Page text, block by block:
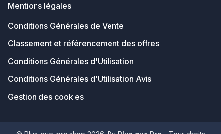
Mentions légales
Conditions Générales de Vente
Classement et référencement des offres
Conditions Générales d'Utilisation
Conditions Générales d'Utilisation Avis
Gestion des cookies